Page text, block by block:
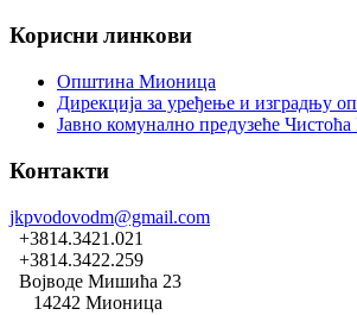
Корисни линкови
Општина Мионица
Дирекција за уређење и изградњу
Јавно комунално предузеће
Контакти
jkpvodovodm@gmail.com
+3814.3421.021
+3814.3422.259
Војводе Мишића 23
14242 Мионица